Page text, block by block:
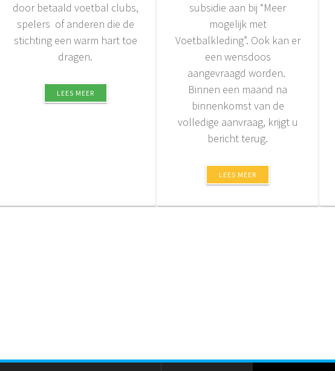
door betaald voetbal clubs,
spelers of anderen die de
stichting een warm hart toe
dragen.
LEES MEER
subsidie aan bij “Meer
mogelijk met
Voetbalkleding”. Ook kan er
een wensdoos
aangevraagd worden.
Binnen een maand na
binnenkomst van de
volledige aanvraag, krijgt u
bericht terug.
LEES MEER